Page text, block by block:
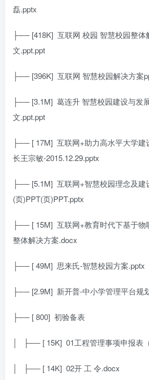
磊.pptx
├── [418K] 互联网 校园 智慧校园整体
文.ppt.ppt
├── [396K] 互联网 智慧校园解决方案
├── [3.1M] 葛连升 智慧校园建设与发
文.ppt.ppt
├── [ 17M] 互联网+助力高水平大学建
长王宗敏-2015.12.29.pptx
├── [5.1M] 互联网+智慧校园理念及建
(页)PPT(页)PPT.pptx
├── [ 15M] 互联网+教育时代下基于物
整体解决方案.docx
├── [ 49M] 思来氏-智慧校园方案.pptx
├── [2.9M] 新开普-中小学管理平台规
├── [ 800] 初验备表
│ ├── [ 15K] 01工程管理事项申报表
│ ├── [ 14K] 02开 工 令.docx